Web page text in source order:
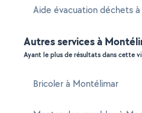
Aide évacuation déchets
Autres services à
Ayant le plus de résultats dans cette
Bricoler à Montélimar